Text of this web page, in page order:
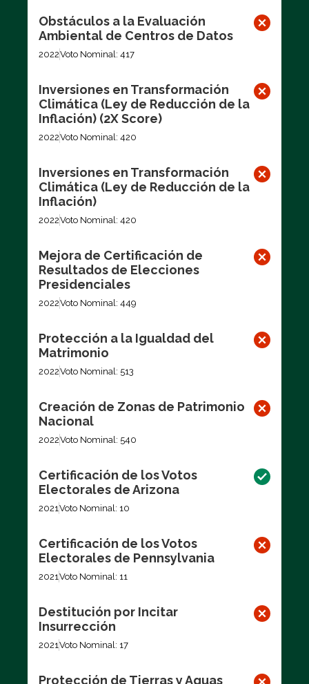
Obstáculos a la Evaluación
Ambiental de Centros de Datos
2022Voto Nominal: 417
Inversiones en Transformación
Climática (Ley de Reducción de la
Inflación) (2X Score)
2022Voto Nominal: 420
Inversiones en Transformación
Climática (Ley de Reducción de la
Inflación)
2022Voto Nominal: 420
Mejora de Certificación de
Resultados de Elecciones
Presidenciales
2022Voto Nominal: 449
Protección a la Igualdad del
Matrimonio
2022Voto Nominal: 513
Creación de Zonas de Patrimonio
Nacional
2022Voto Nominal: 540
Certificación de los Votos
Electorales de Arizona
2021Voto Nominal: 10
Certificación de los Votos
Electorales de Pennsylvania
2021Voto Nominal: 11
Destitución por Incitar
Insurrección
2021Voto Nominal: 17
Protección de Tierras y Aguas